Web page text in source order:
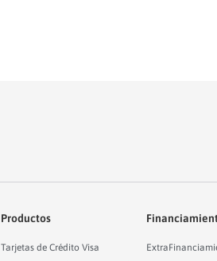
Productos
Tarjetas de Crédito Visa